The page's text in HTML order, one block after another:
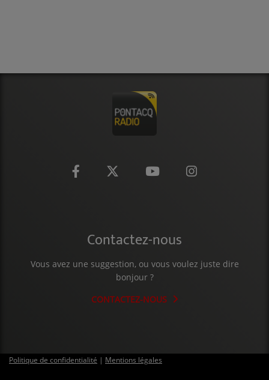
Contactez-nous
Vous avez une suggestion, ou vous voulez juste dire
bonjour ?
CONTACTEZ-NOUS
Politique de confidentialité | Mentions légales